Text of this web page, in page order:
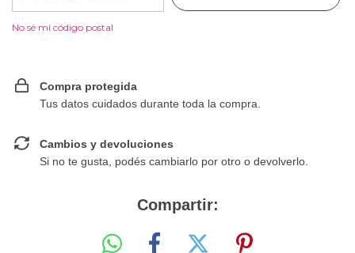
No sé mi código postal
Compra protegida
Tus datos cuidados durante toda la compra.
Cambios y devoluciones
Si no te gusta, podés cambiarlo por otro o devolverlo.
Compartir: